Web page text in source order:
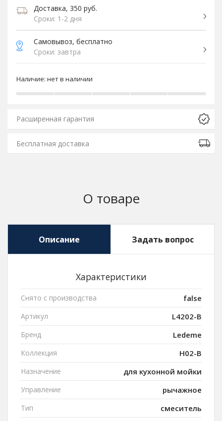
Доставка, 350 руб.
Сроки: 1-2 дня
Самовывоз, бесплатно
Сроки: завтра
Наличие: нет в наличии
Расширенная гарантия
Бесплатная доставка
О товаре
Описание Задать вопрос
Характеристики
Снято с производства false
Артикул L4202-B
Бренд Ledeme
Коллекция H02-B
Назначение для кухонной мойки
Управление рычажное
Тип смеситель